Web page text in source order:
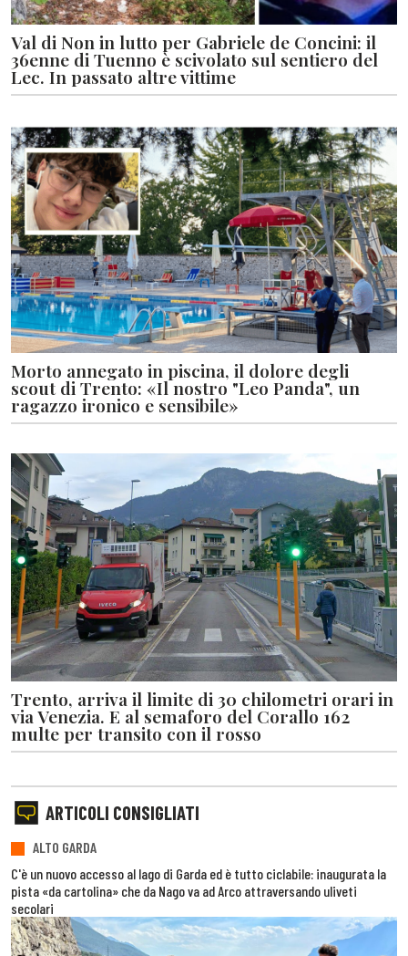
Val di Non in lutto per Gabriele de Concini: il
36enne di Tuenno è scivolato sul sentiero del
Lec. In passato altre vittime
Morto annegato in piscina, il dolore degli
scout di Trento: «Il nostro "Leo Panda", un
ragazzo ironico e sensibile»
Trento, arriva il limite di 30 chilometri orari in
via Venezia. E al semaforo del Corallo 162
multe per transito con il rosso
ARTICOLI CONSIGLIATI
ALTO GARDA
C'è un nuovo accesso al lago di Garda ed è tutto ciclabile: inaugurata la
pista «da cartolina» che da Nago va ad Arco attraversando uliveti
secolari